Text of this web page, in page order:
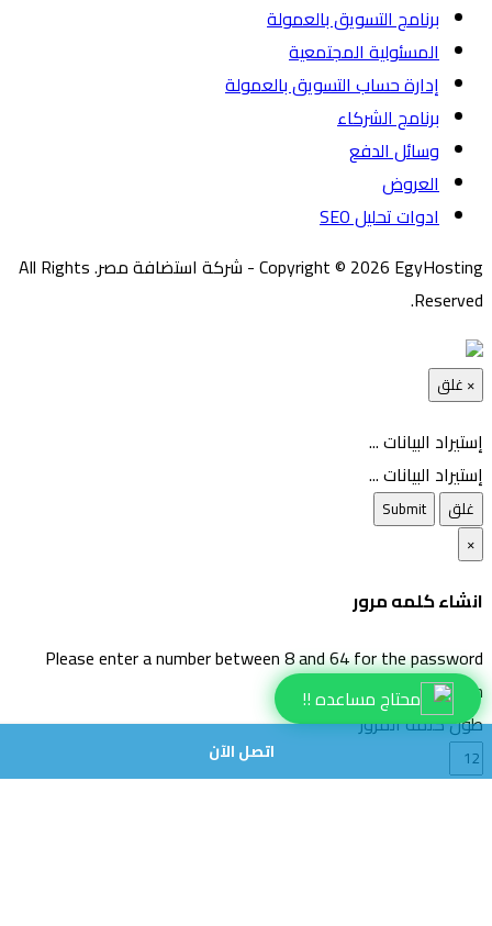
محتاج مساعده !!
اتصل الآن
برنامج التسويق بالعمولة
المسئولية المجتمعية
إدارة حساب التسويق بالعمولة
برنامج الشركاء
وسائل الدفع
العروض
ادوات تحليل SEO
Copyright © 2026 EgyHosting - شركة استضافة مصر. All Rights
Reserved.
× غلق
إستيراد البيانات ...
إستيراد البيانات ...
غلق
Submit
×
انشاء كلمه مرور
Please enter a number between 8 and 64 for the password
length
طول كلمة المرور